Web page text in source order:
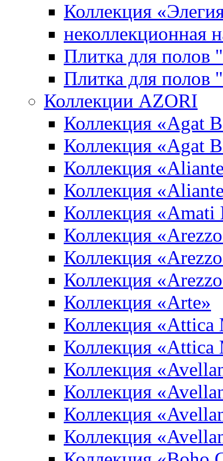
Коллекция
неколлекционная
Плитка для полов
Плитка для
Коллекции AZORI
Коллекция «Agat
Коллекция «Agat
Коллекция
Коллекция
Коллекция «Amati
Коллекция
Коллекция
Коллекция
Коллекция «Arte»
Коллекция «Attica
Коллекция «Attica
Коллекция
Коллекция
Коллекция
Коллекция